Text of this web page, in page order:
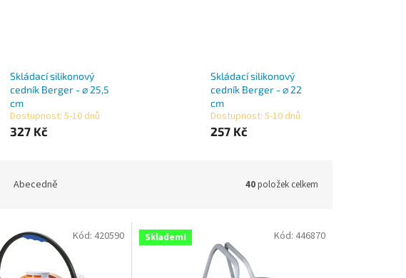
Skládací silikonový
cedník Berger - ⌀ 25,5
cm
Dostupnost: 5-10 dnů
327 Kč
Skládací silikonový
cedník Berger - ⌀ 22
cm
Dostupnost: 5-10 dnů
257 Kč
Abecedně 40položek celkem
Kód: 420590 Skladem! Kód: 446870